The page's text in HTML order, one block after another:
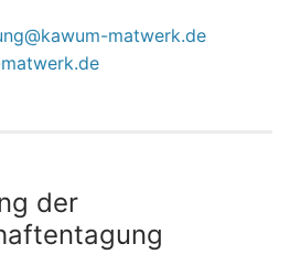
matwerk.de
der